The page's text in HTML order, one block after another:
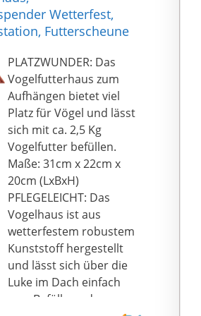
Dekoration hinzu.
Genießen Sie es, die
zu füttern.
【Kein Ärger nach dem
Verkauf】Wir sind ein
kleiner Hersteller von
Metallprodukten für
Haus und
Garten.Professionelle
Hersteller von
Vogelhäuschen seit
mehr als zwanzig
Jahren.Das Produkt ist
größtenteils
handgefertigt und von
dauerhafter
Qualität.Wir
macht diesen
vogelfuttersäule
besonders langlebig
und
witterungsbeständig
Einfaches Nachfüllen &
stabiles Aufhängen: Mit
dem 6 cm breiten Rohr
ist der futtersäule vögel
leicht zu befüllen und
zu reinigen und das
Futter fällt gleichmäßig
nach unten. Der
Futterautomat kann an
Ästen oder Gestellen
aufgehängt werden, er
ist stabil und praktisch
und produziert nur
Wetterfest,
Futterscheune
PLATZWUNDER: Das
Vogelfutterhaus zum
Aufhängen bietet viel
Platz für Vögel und lässt
sich mit ca. 2,5 Kg
Vogelfutter befüllen.
Maße: 31cm x 22cm x
20cm (LxBxH)
PFLEGELEICHT: Das
Vogelhaus ist aus
wetterfestem robustem
Kunststoff hergestellt
und lässt sich über die
Luke im Dach einfach
zum Befüllen oder